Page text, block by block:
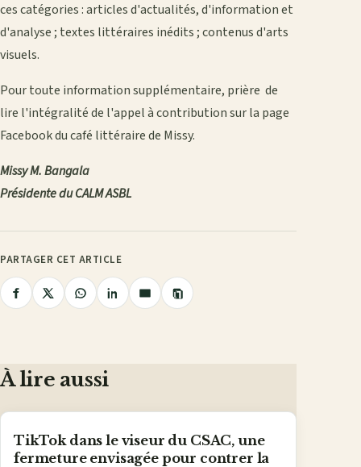
ces catégories : articles d'actualités, d'information et
d'analyse ; textes littéraires inédits ; contenus d'arts
visuels.
Pour toute information supplémentaire, prière de
lire l'intégralité de l'appel à contribution sur la page
Facebook du café littéraire de Missy.
Missy M. Bangala
Présidente du CALM ASBL
PARTAGER CET ARTICLE
PartagerPartagerPartagerPartagerPartager
Copier
le
À lire aussi
TikTok dans le viseur du CSAC, une
fermeture envisagée pour contrer la